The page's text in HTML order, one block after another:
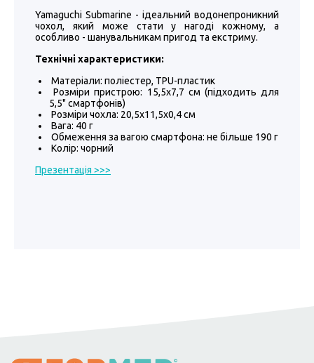
Yamaguchi Submarine - ідеальний водонепроникний
чохол, який може стати у нагоді кожному, а
особливо - шанувальникам пригод та екстриму.
Технічні характеристики:
Матеріали: поліестер, TPU-пластик
Розміри пристрою: 15,5х7,7 см (підходить для
5,5" смартфонів)
Розміри чохла: 20,5х11,5х0,4 см
Вага: 40 г
Обмеження за вагою смартфона: не більше 190 г
Колір: чорний
Презентація >>>